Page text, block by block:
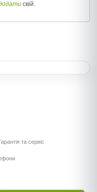
свій.
та сервіс